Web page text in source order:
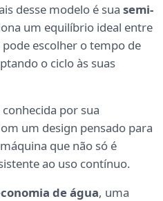
desse modelo é sua semi-
um equilíbrio ideal entre
escolher o tempo de
o ciclo às suas
conhecida por sua
um design pensado para
que não só é
ao uso contínuo.
de água, uma